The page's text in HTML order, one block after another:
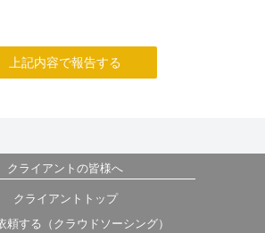
上記内容で報告する
クライアントの皆様へ
クライアントトップ
頼する（クラウドソーシング）